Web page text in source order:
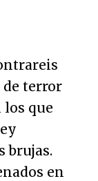
de terror
los que
brujas.
en